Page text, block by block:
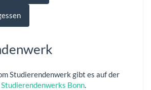
Studierendenwerk gibt es auf der
Studierendenwerks Bonn.